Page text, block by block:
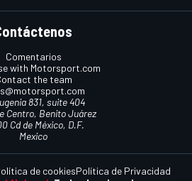
Comentarios
with Motorsport.com
the team
831, suite 404
Centro, Benito Juárez
Cd de México, D.F.
Mexico
de cookiesPolítica de Privacidad